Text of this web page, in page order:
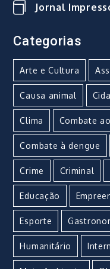
Jornal
Categorias
Arte e Cultura
Causa animal
Clima Combate
Combate à dengue
Crime Criminal
Educação
Esporte
Humanitário